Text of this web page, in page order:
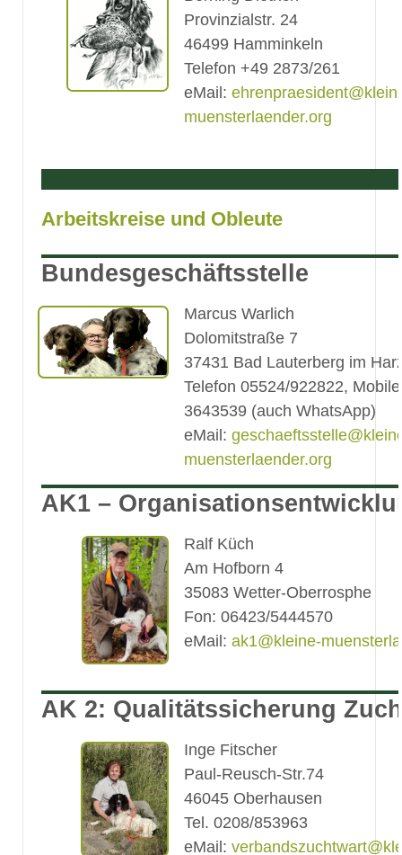
Provinzialstr. 24
46499 Hamminkeln
Telefon +49 2873/261
eMail:
muensterlaender.org
Arbeitskreise und Obleute
Bundesgeschäftsstelle
Marcus Warlich
Dolomitstraße 7
37431 Bad Lauterberg im
Telefon 05524/922822,
3643539 (auch WhatsApp)
eMail:
muensterlaender.org
AK1 –
Ralf Küch
Am Hofborn 4
35083 Wetter-Oberrosphe
Fon: 06423/5444570
eMail: ak1@kleine-
AK 2: Qualitätssicherung
Inge Fitscher
Paul-Reusch-Str.74
46045 Oberhausen
Tel. 0208/853963
eMail: